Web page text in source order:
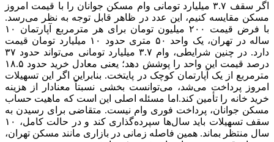
اگر سقف ۳.۷ میلیارد تومانی وام مسکن جوانان را با قیمت امروز
مسکن مقایسه کنیم، این عدد در ظاهر قابل توجه به نظر می‌رسد.
با فرض قیمت ۲۰۰ میلیون تومان برای هر مترمربع آپارتمان ۱۰
ساله در تهران، یک واحد ۵۰ متری حدود ۱۰ میلیارد تومان قیمت
دارد. در چنین شرایطی، وام ۳.۷ میلیارد تومانی می‌تواند حدود ۳۷
درصد قیمت این واحد را پوشش دهد؛ یعنی معادل خرید حدود ۱۸.۵
مترمربع از یک آپارتمان کوچک در پایتخت. بنابراین اگر این تسهیلات
امروز پرداخت می‌شد، می‌توانست بخشی نسبتاً معنادار از هزینه
خرید خانه را تأمین کند.اما مسئله اصلی این است که ماهیت حساب
مسکن جوانان، پرداخت فوری وام نیست. متقاضی برای رسیدن به
سقف تسهیلات باید سال‌ها سپرده‌گذاری کند و در حالت کامل، ۱۰
سال منتظر بماند. همین فاصله زمانی در بازاری مانند مسکن تهران،